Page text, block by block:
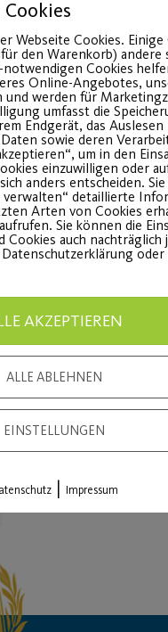
Webseite Cookies. Einige
den Warenkorb) andere
Cookies
Online-Angebotes,
werden für
umfasst die
Endgerät, das Auslesen
sowie deren
um in den
einzuwilligen oder
anders entscheiden.
detaillierte
Arten von Cookies
Sie können die
Cookies auch nachträglich
AKZEPTIEREN
ALLE ABLEHNEN
EINSTELLUNGEN
| Impressum